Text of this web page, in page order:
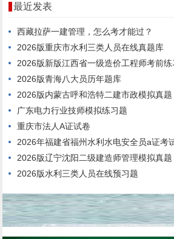
最近发表
西藏拉萨一建管理，怎么考才能过？
2026版重庆市水利三类人员在线真题库
2026版新版江西省一级造价工程师考前练
2026版青海八大员历年题库
2026版内蒙古呼和浩特二建市政模拟真题
广东电力行业技师模拟练习题
重庆市法人A证试卷
2026年福建省福州水利水电安全员a证考
2026版辽宁沈阳二级建造师管理模拟真题
2026版水利三类人员在线预习题